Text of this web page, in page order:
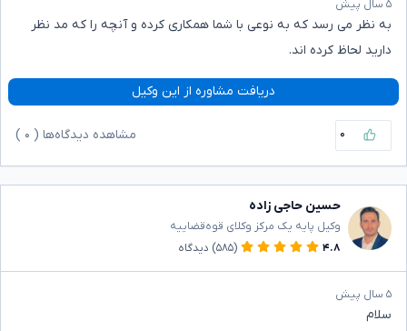
۵ سال پیش
به نظر می رسد که به نوعی با شما همکاری کرده و آنچه را که مد نظر
دارید لحاظ کرده اند‌.
دریافت مشاوره از این وکیل
۰ مشاهده دیدگاه‌ها ( ۰
حسین حاجی زاده
وکیل پایه یک مرکز وکلای قوه‌قضاییه
۴.۸
(۵۸۵) دیدگاه
۵ سال پیش
سلام